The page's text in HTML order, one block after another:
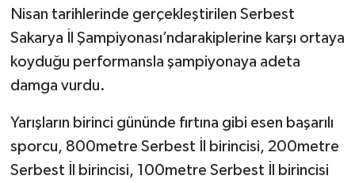
Nisan tarihlerinde gerçekleştirilen Serbest
Sakarya İl Şampiyonası’ndarakiplerine karşı ortaya
koyduğu performansla şampiyonaya adeta
damga vurdu.
Yarışların birinci gününde fırtına gibi esen başarılı
sporcu, 800metre Serbest İl birincisi, 200metre
Serbest İl birincisi, 100metre Serbest İl birincisi